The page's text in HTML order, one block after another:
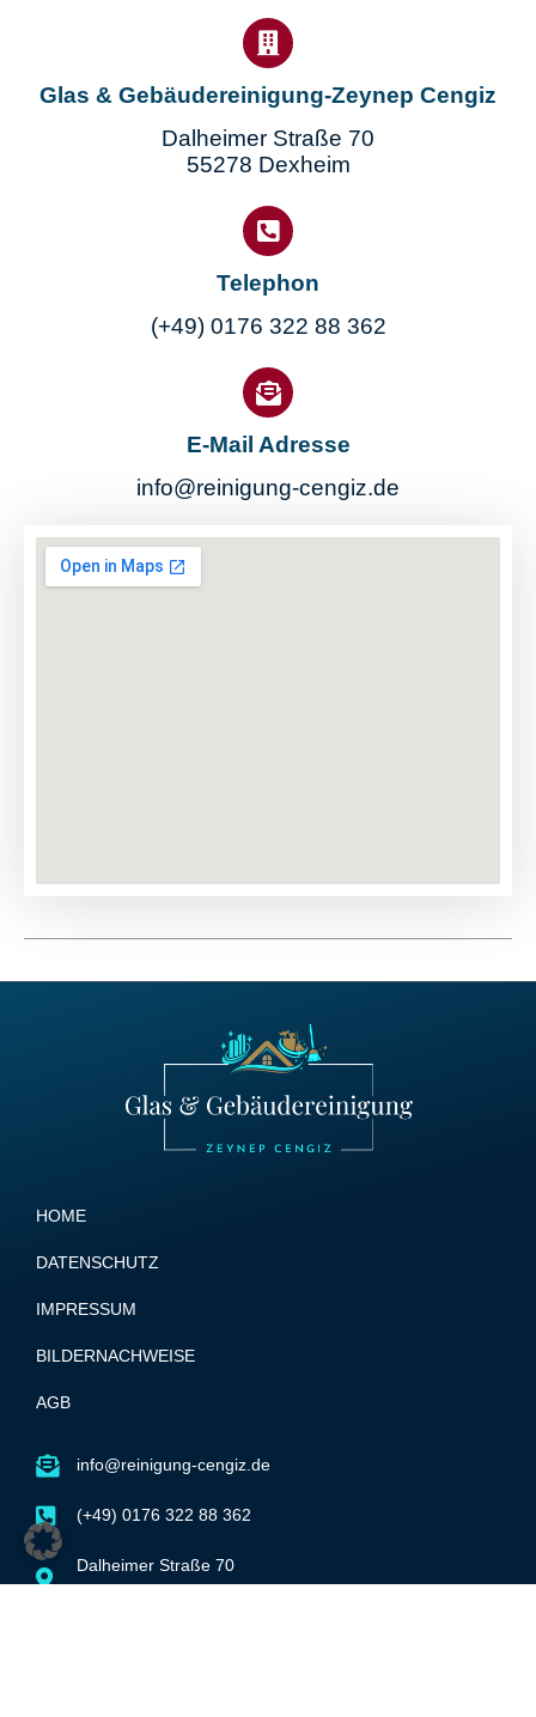
Glas & Gebäudereinigung-Zeynep Cengiz
Dalheimer Straße 70
55278 Dexheim
Telephon
(+49) 0176 322 88 362
E-Mail Adresse
info@reinigung-cengiz.de
HOME
DATENSCHUTZ
IMPRESSUM
BILDERNACHWEISE
AGB
info@reinigung-cengiz.de
(+49) 0176 322 88 362
Dalheimer Straße 70